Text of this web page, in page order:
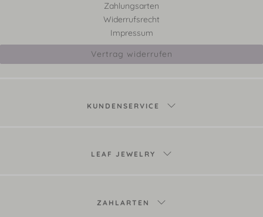
Zahlungsarten
Widerrufsrecht
Impressum
Vertrag widerrufen
KUNDENSERVICE
LEAF JEWELRY
ZAHLARTEN